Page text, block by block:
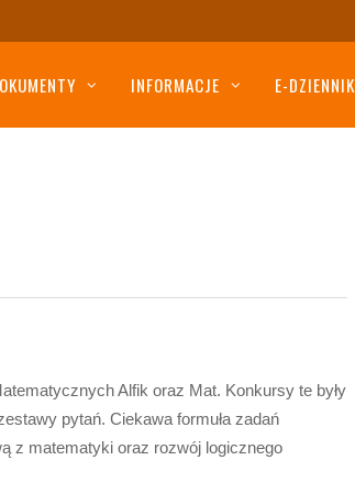
INFORMACJE E-DZIENNIK
Alfik oraz Mat. Konkursy te były
pytań. Ciekawa formuła zadań
z matematyki oraz rozwój logicznego